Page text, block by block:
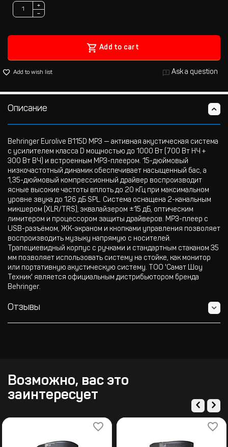
+
−
Add to cart
Add to wish list Ask a question
Описание
Behringer Eurolive B115D MP3 — активная акустическая система
с усилителем класса D мощностью до 1000 Вт (700 Вт НЧ +
300 Вт ВЧ) и встроенным MP3-плеером. 15-дюймовый
низкочастотный динамик обеспечивает насыщенный бас, а
1,35-дюймовый компрессионный драйвер воспроизводит
ясные высокие частоты вплоть до 20 кГц при максимальном
уровне звука до 126 дБ SPL. Система оснащена 2-канальным
микшером (XLR/TRS), эквалайзером ±15 дБ, оптическим
лимитером и процессором защиты драйверов. MP3-плеер с
USB-разъёмом, ЖК-экраном и кнопками управления позволяет
воспроизводить музыку напрямую с носителей.
Трапециевидный корпус с ручками и стандартным стаканом 35
мм позволяет использовать систему на стойке, как монитор
или портативную акустическую систему. ТОО 'Самат Шоу
Техник' является официальным дистрибьютором бренда
Behringer.
Отзывы
Возможно, вас это
заинтересует